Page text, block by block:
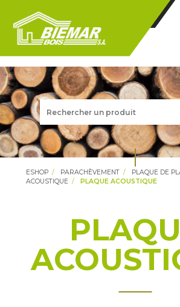
ESHOP PARACHÈVEMENT
PLAQUE DE
ACOUSTIQUE
PLAQUE ACOUSTIQUE